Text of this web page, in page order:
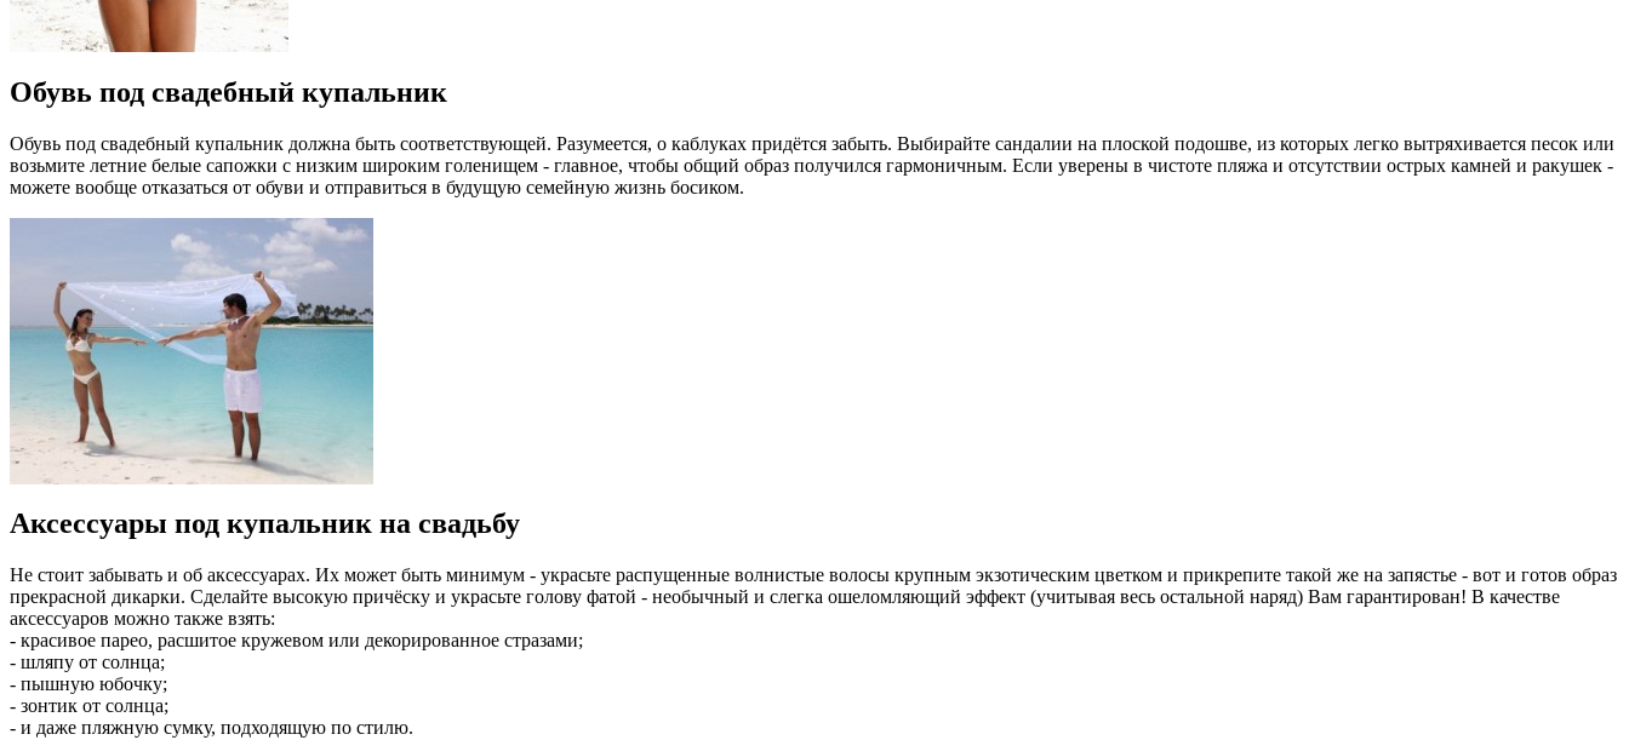
Обувь под свадебный купальник
Обувь под свадебный купальник должна быть соответствующей. Разумеется, о каблуках придётся забыть. Выбирайте сандалии на плоской подошве, из которых легко вытряхивается песок или
возьмите летние белые сапожки с низким широким голенищем - главное, чтобы общий образ получился гармоничным. Если уверены в чистоте пляжа и отсутствии острых камней и ракушек -
можете вообще отказаться от обуви и отправиться в будущую семейную жизнь босиком.
Аксессуары под купальник на свадьбу
Не стоит забывать и об аксессуарах. Их может быть минимум - украсьте распущенные волнистые волосы крупным экзотическим цветком и прикрепите такой же на запястье - вот и готов образ
прекрасной дикарки. Сделайте высокую причёску и украсьте голову фатой - необычный и слегка ошеломляющий эффект (учитывая весь остальной наряд) Вам гарантирован! В качестве
аксессуаров можно также взять:
- красивое парео, расшитое кружевом или декорированное стразами;
- шляпу от солнца;
- пышную юбочку;
- зонтик от солнца;
- и даже пляжную сумку, подходящую по стилю.